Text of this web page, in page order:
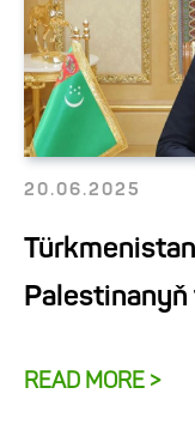
20.06.2025
READ MORE >